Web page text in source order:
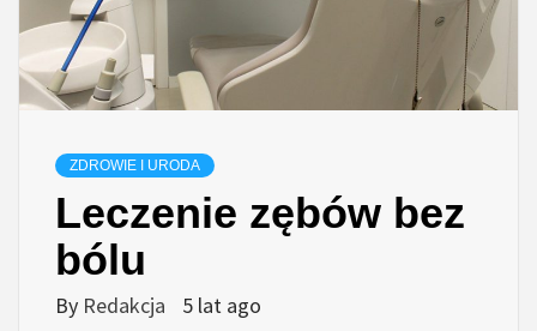
ZDROWIE I URODA
Leczenie zębów bez
bólu
By Redakcja 5 lat ago